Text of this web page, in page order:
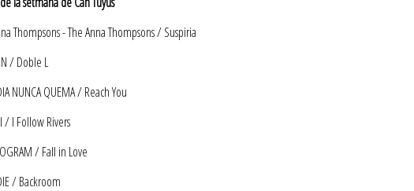
Thompsons - The Anna Thompsons / Suspiria
/ Doble L
NUNCA QUEMA / Reach You
/ I Follow Rivers
/ Fall in Love
/ Backroom